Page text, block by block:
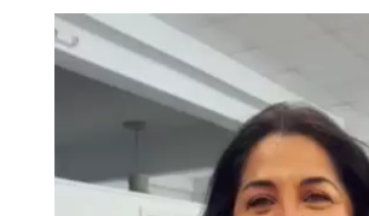
Reproductor
de
vídeo